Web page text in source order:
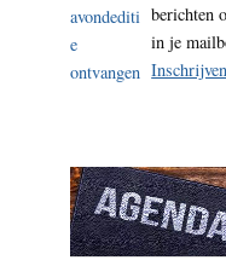
berichten
in je